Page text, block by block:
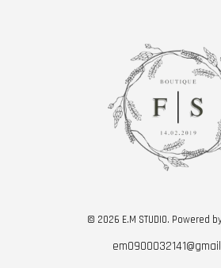
© 2026 E.M STUDIO. Powered